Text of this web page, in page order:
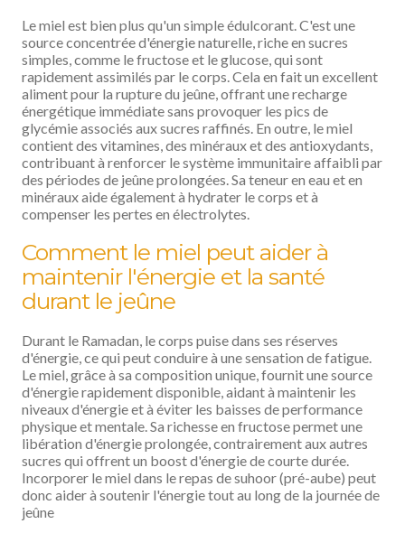
Le miel est bien plus qu'un simple édulcorant. C'est une
source concentrée d'énergie naturelle, riche en sucres
simples, comme le fructose et le glucose, qui sont
rapidement assimilés par le corps. Cela en fait un excellent
aliment pour la rupture du jeûne, offrant une recharge
énergétique immédiate sans provoquer les pics de
glycémie associés aux sucres raffinés. En outre, le miel
contient des vitamines, des minéraux et des antioxydants,
contribuant à renforcer le système immunitaire affaibli par
des périodes de jeûne prolongées. Sa teneur en eau et en
minéraux aide également à hydrater le corps et à
compenser les pertes en électrolytes.
Comment le miel peut aider à
maintenir l'énergie et la santé
durant le jeûne
Durant le Ramadan, le corps puise dans ses réserves
d'énergie, ce qui peut conduire à une sensation de fatigue.
Le miel, grâce à sa composition unique, fournit une source
d'énergie rapidement disponible, aidant à maintenir les
niveaux d'énergie et à éviter les baisses de performance
physique et mentale. Sa richesse en fructose permet une
libération d'énergie prolongée, contrairement aux autres
sucres qui offrent un boost d'énergie de courte durée.
Incorporer le miel dans le repas de suhoor (pré-aube) peut
donc aider à soutenir l'énergie tout au long de la journée de
jeûne